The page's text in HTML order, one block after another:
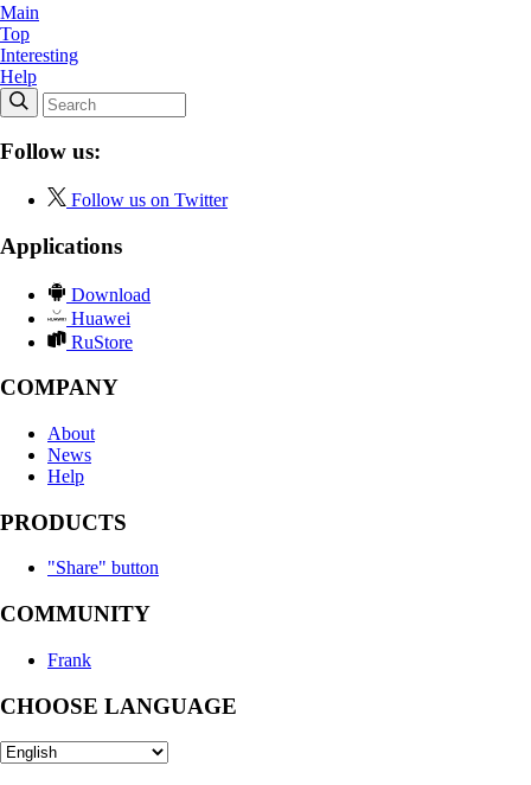
Main
Top
Interesting
Help
Follow us:
Follow us on Twitter
Applications
Download
Huawei
RuStore
COMPANY
About
News
Help
PRODUCTS
"Share" button
COMMUNITY
Frank
CHOOSE LANGUAGE